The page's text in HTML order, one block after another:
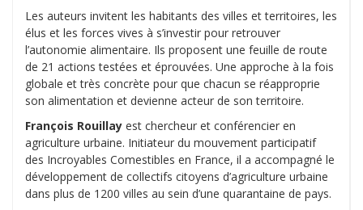
Les auteurs invitent les habitants des villes et territoires, les
élus et les forces vives à s’investir pour retrouver
l’autonomie alimentaire. Ils proposent une feuille de route
de 21 actions testées et éprouvées. Une approche à la fois
globale et très concrète pour que chacun se réapproprie
son alimentation et devienne acteur de son territoire.
François Rouillay est chercheur et conférencier en
agriculture urbaine. Initiateur du mouvement participatif
des Incroyables Comestibles en France, il a accompagné le
développement de collectifs citoyens d’agriculture urbaine
dans plus de 1200 villes au sein d’une quarantaine de pays.